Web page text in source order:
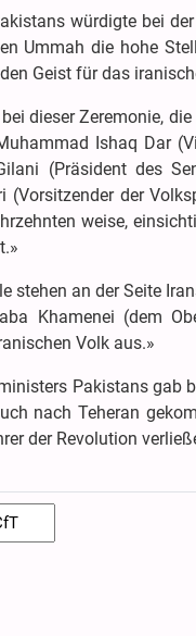
würdigte bei
Ummah die hohe
Geist für das
dieser Zeremonie,
Ishaq Dar
(Präsident des
(Vorsitzender der
weise,
stehen an der Seite
Khamenei (dem
Volk aus.»
Pakistans gab
nach Teheran
der Revolution